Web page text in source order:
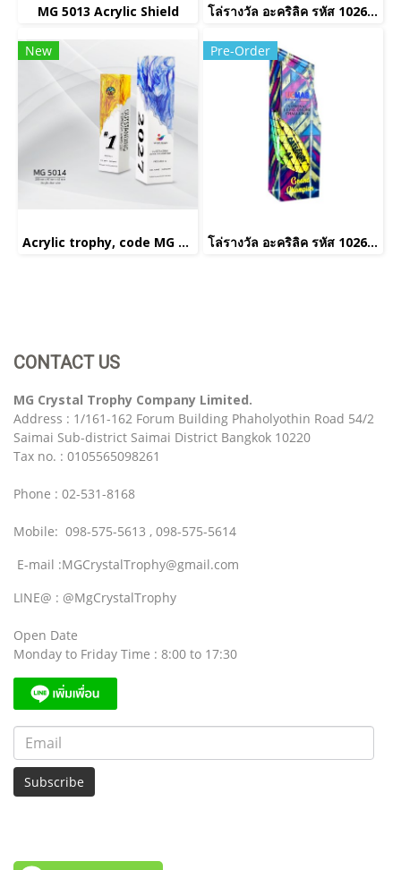
MG 5013 Acrylic Shield โล่รางวัล อะคริลิค รหัส 1026(copy)(copy)
New
Acrylic trophy, code MG 5014
Pre-Order
โล่รางวัล อะคริลิค รหัส 1026(copy)(copy)(copy)
CONTACT US
MG Crystal Trophy Company Limited.
Address : 1/161-162 Forum Building Phaholyothin Road 54/2
Saimai Sub-district Saimai District Bangkok 10220
Tax no. : 0105565098261
Phone : 02-531-8168
Mobile: 098-575-5613 , 098-575-5614
E-mail :MGCrystalTrophy@gmail.com
LINE@ : @MgCrystalTrophy
Open Date
Monday to Friday Time : 8:00 to 17:30
Subscribe